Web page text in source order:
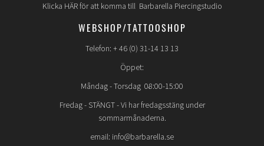
Klicka HÄR för att komma till Barbarella Piercingstudio
WEBSHOP/TATTOOSHOP
Telefon: + 46 (0) 31-14 13 13
Öppet:
Måndag - Torsdag 08:00-15:00
Fredag - STÄNGT- Vi har fredagsstäng under
sommarmånaderna.
email: info@barbarella.se